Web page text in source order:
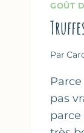
GOÛT
Par
pas
parce